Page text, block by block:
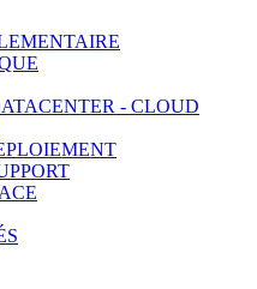
- CLOUD